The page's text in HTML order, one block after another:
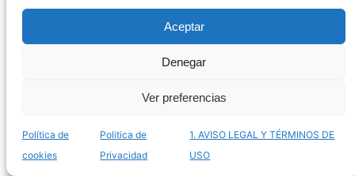
Aceptar
Denegar
Ver preferencias
Política de
cookies
Politica de
Privacidad
1. AVISO LEGAL Y TÉRMINOS DE
USO
online – Los más curiosos